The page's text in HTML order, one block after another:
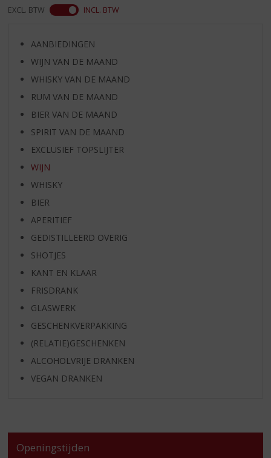
EXCL. BTW INCL. BTW
AANBIEDINGEN
WIJN VAN DE MAAND
WHISKY VAN DE MAAND
RUM VAN DE MAAND
BIER VAN DE MAAND
SPIRIT VAN DE MAAND
EXCLUSIEF TOPSLIJTER
WIJN
WHISKY
BIER
APERITIEF
GEDISTILLEERD OVERIG
SHOTJES
KANT EN KLAAR
FRISDRANK
GLASWERK
GESCHENKVERPAKKING
(RELATIE)GESCHENKEN
ALCOHOLVRIJE DRANKEN
VEGAN DRANKEN
Openingstijden